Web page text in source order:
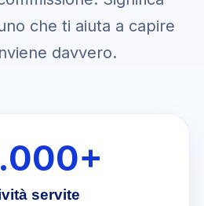
che ti aiuta a capire
davvero.
servite